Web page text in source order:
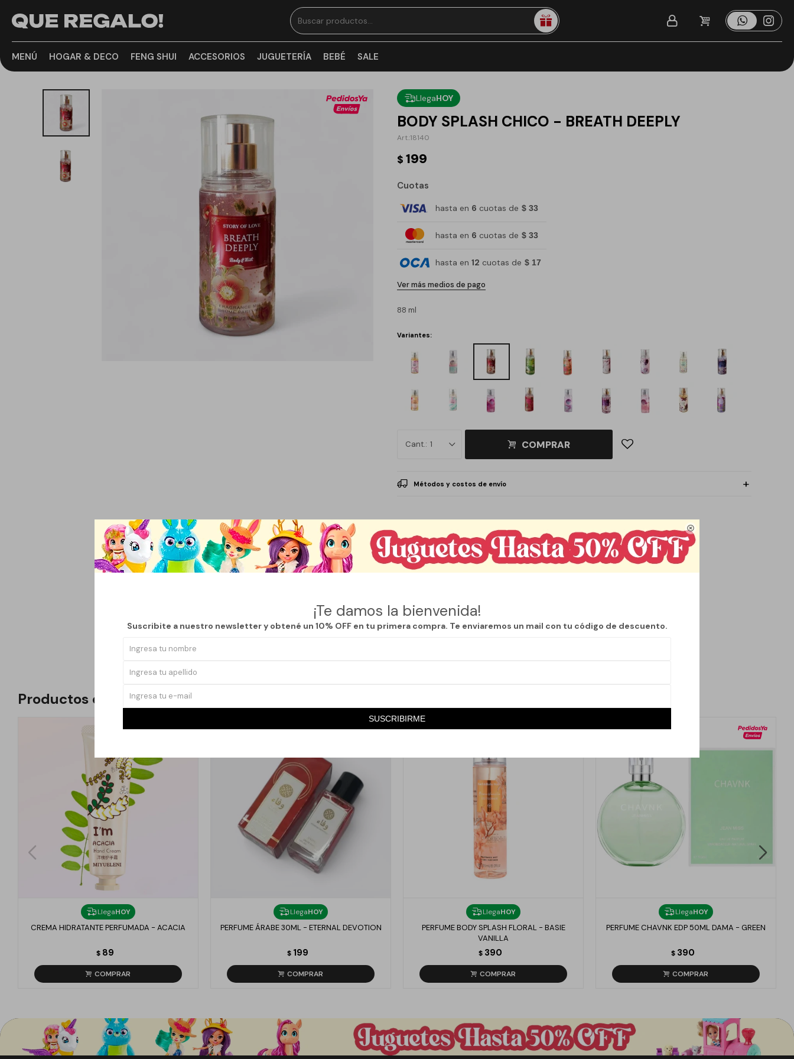

¡Te damos la bienvenida!
Suscribite a nuestro newsletter y obtené un 10% OFF en tu primera compra. Te enviaremos un mail con tu código de descuento.
SUSCRIBIRME
MENÚ HOGAR & DECO FENG SHUI ACCESORIOS JUGUETERÍA BEBÉ SALE
LlegaHOY
BODY SPLASH CHICO - BREATH DEEPLY
18140
$ 199
Cuotas
hasta en 6 cuotas de $ 33
hasta en 6 cuotas de $ 33
hasta en 12 cuotas de $ 17
Ver más medios de pago
88 ml
Variantes:
1 COMPRAR
Métodos y costos de envío
Descripción
duradero y delicado para el día a día. Su fórmula ligera perfuma suavemente la piel, dejando una sensación de
frescura y bienestar que acompaña durante horas, perfecta para complementar tu rutina con un toque de encanto
Productos que te pueden interesar
LlegaHOY
CREMA HIDRATANTE PERFUMADA - ACACIA
$ 89
LlegaHOY
PERFUME ÁRABE 30ML - ETERNAL DEVOTION
$ 199
LlegaHOY
PERFUME BODY SPLASH FLORAL - BASIE
VANILLA
$ 390
LlegaHOY
PERFUME CHAVNK EDP 50ML DAMA - GREEN
$ 390